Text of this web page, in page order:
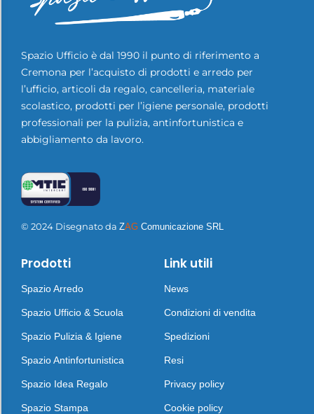
Spazio Ufficio è dal 1990 il punto di riferimento a
Cremona per l’acquisto di prodotti e arredo per
l’ufficio, articoli da regalo, cancelleria, materiale
scolastico, prodotti per l’igiene personale, prodotti
professionali per la pulizia, antinfortunistica e
abbigliamento da lavoro.
© 2024 Disegnato da ZAG Comunicazione SRL
Prodotti
Spazio Arredo
Spazio Ufficio & Scuola
Spazio Pulizia & Igiene
Spazio Antinfortunistica
Spazio Idea Regalo
Spazio Stampa
Link utili
News
Condizioni di vendita
Spedizioni
Resi
Privacy policy
Cookie policy